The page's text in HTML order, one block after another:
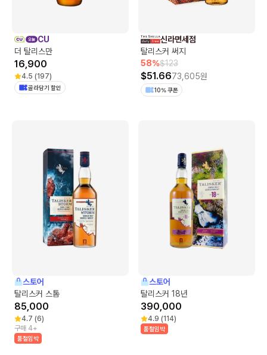
CU
더 탈리스만
16,900
4.5 (197)
골라담기 할인
신라면세점
탈리스커 써지
58%$123
$51.6673,605원
10% 쿠폰
스토어
탈리스커 스톰
85,000
4.7 (6)
구매 4+
품절임박
스토어
탈리스커 18년
390,000
4.9 (114)
품절임박